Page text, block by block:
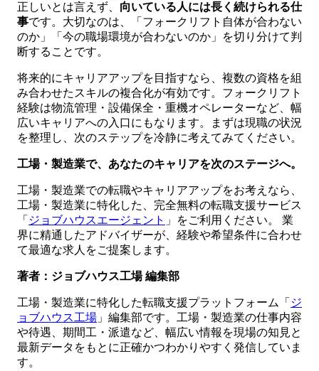
正しいとは言えず、 向いている人には長く続けられる仕
事です。大切なのは、「フォークリフト自体が合わない
のか」「今の職場環境が合わないのか」を切り分けて判
断することです。
将来的にキャリアアップを目指すなら、複数の資格を組
み合わせたスキルの複合化が有効です。フォークリフト
経験は物流管理・設備保全・重機オペレーターなど、幅
広いキャリアへの入口にもなります。まずは現職の状況
を整理し、次のステップを冷静に考えてみてください。
工場・製造業で、あなたのキャリアを次のステージへ。
工場・製造業での転職やキャリアアップをお考えなら、
工場・製造業に特化した、完全無料の転職支援サービス
「 ジョブハウスエージェント 」をご利用ください。 業
界に精通したアドバイザーが、経験や希望条件に合わせ
て最適な求人をご提案します。
著者：ジョブハウス工場 編集部
工場・製造業に特化した転職支援プラットフォーム「 ジ
ョブハウス工場 」編集部です。工場・製造業の仕事内容
や待遇、期間工・派遣など、幅広い情報を現場の知見と
最新データをもとに正確かつわかりやすく発信していま
す。